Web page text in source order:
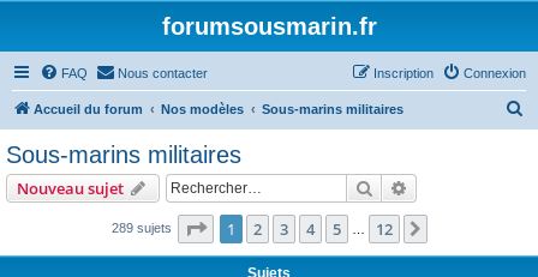
forumsousmarin.fr
FAQ Nous contacter Connexion
Inscription
Accueil du forum Nos modèles Sous-marins militaires
Sous-marins militaires
Nouveau sujet Rechercher
289 sujets Page 1sur12
1 2 3 4 5 12
Sujets